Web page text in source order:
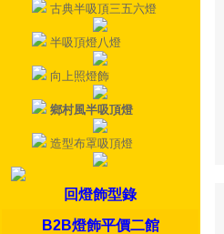
古典半吸頂三五六燈
半吸頂燈八燈
向上照燈飾
鄉村風半吸頂燈
造型布罩吸頂燈
回燈飾型錄
B2B燈飾平價二館